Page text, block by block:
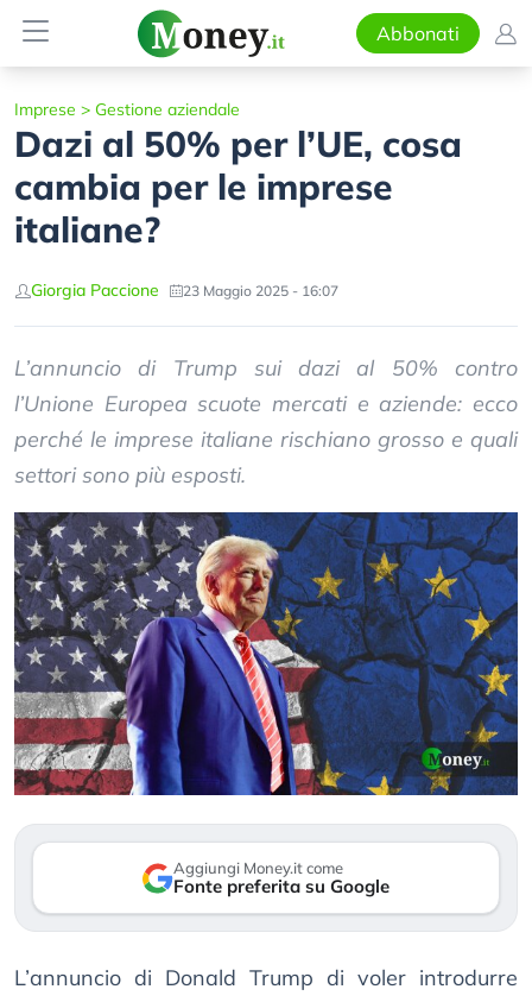
Abbonati
Imprese > Gestione aziendale
Dazi al 50% per l’UE, cosa
cambia per le imprese
italiane?
Giorgia Paccione 23 Maggio 2025 - 16:07
L’annuncio di Trump sui dazi al 50% contro
l’Unione Europea scuote mercati e aziende: ecco
perché le imprese italiane rischiano grosso e quali
settori sono più esposti.
Aggiungi Money.it come
Fonte preferita su Google
L’annuncio di Donald Trump di voler introdurre